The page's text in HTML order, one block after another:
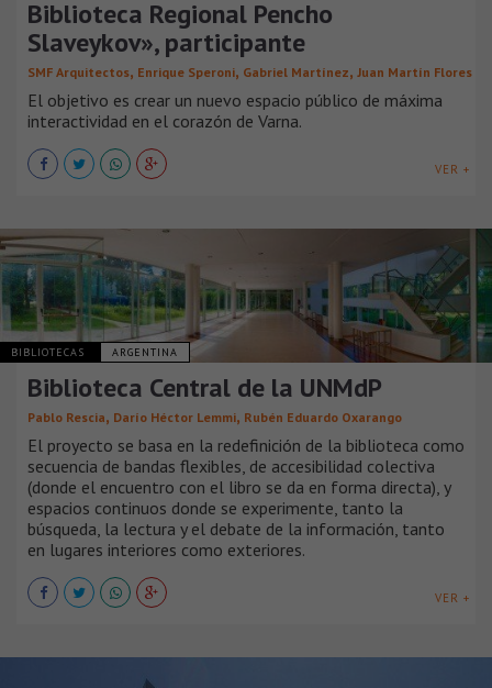
Biblioteca Regional Pencho
Slaveykov», participante
SMF Arquitectos, Enrique Speroni, Gabriel Martínez, Juan Martín Flores
El objetivo es crear un nuevo espacio público de máxima
interactividad en el corazón de Varna.
VER +
BIBLIOTECAS ARGENTINA
Biblioteca Central de la UNMdP
Pablo Rescia, Darío Héctor Lemmi, Rubén Eduardo Oxarango
El proyecto se basa en la redefinición de la biblioteca como
secuencia de bandas flexibles, de accesibilidad colectiva
(donde el encuentro con el libro se da en forma directa), y
espacios continuos donde se experimente, tanto la
búsqueda, la lectura y el debate de la información, tanto
en lugares interiores como exteriores.
VER +